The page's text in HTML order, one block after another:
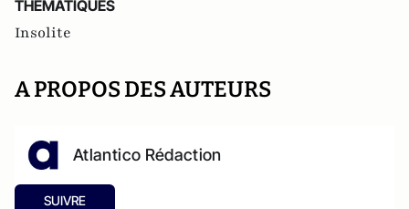
THEMATIQUES
Insolite
A PROPOS DES AUTEURS
Atlantico Rédaction
SUIVRE